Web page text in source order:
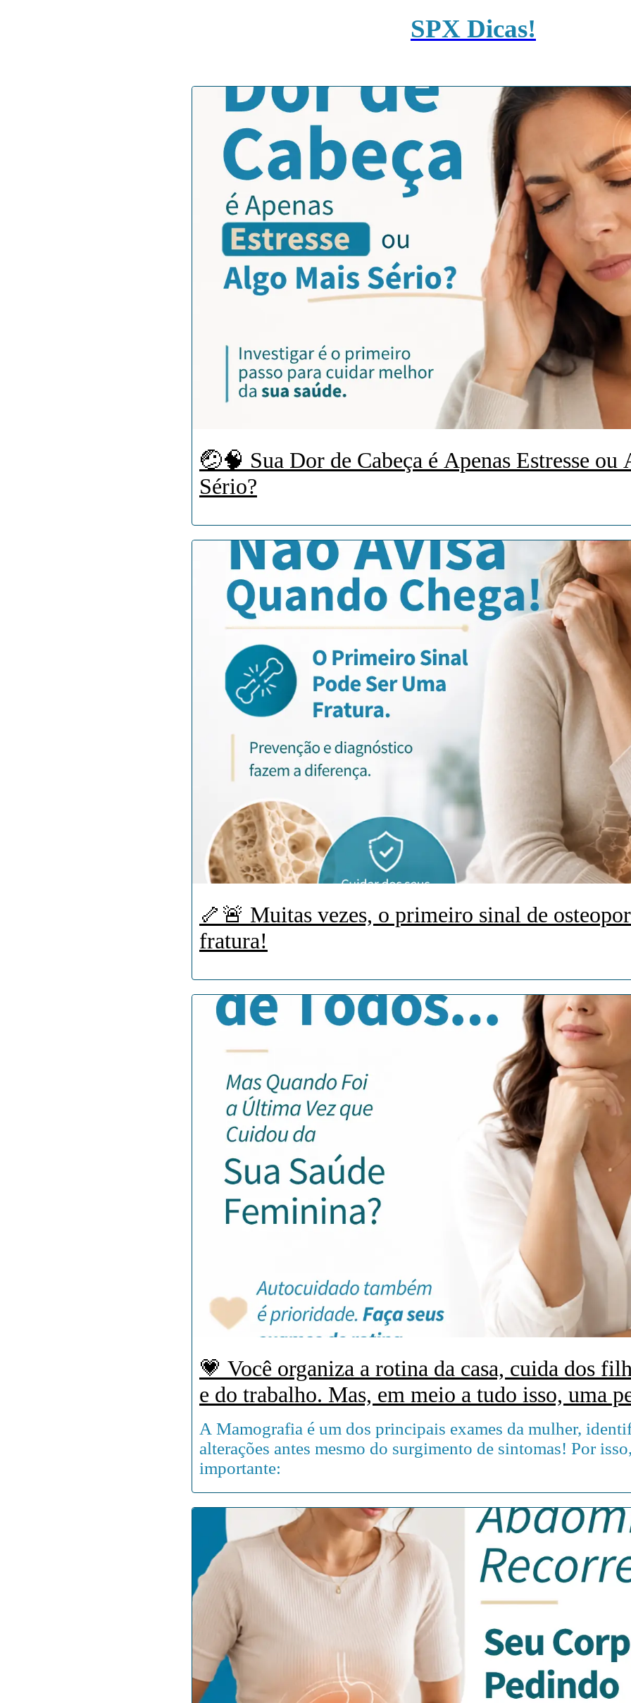
SPX Dicas!
🤕🧠 Sua Dor de Cabeça é Apenas Estresse
Sério?
🦴🚨 Muitas vezes, o primeiro sinal de
fratura!
💗 Você organiza a rotina da casa, cuida dos
e do trabalho. Mas, em meio a tudo isso, uma pergunta:
Quando foi a última vez que você reservou um
cuidar de você?
A Mamografia é um dos principais exames da mulher,
alterações antes mesmo do surgimento de sintomas! Por
importante: